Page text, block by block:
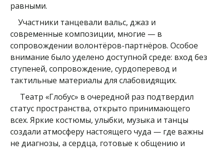
равными.
Участники танцевали вальс, джаз и
современные композиции, многие — в
сопровождении волонтёров-партнёров. Особое
внимание было уделено доступной среде: вход без
ступеней, сопровождение, сурдоперевод и
тактильные материалы для слабовидящих.
Театр «Глобус» в очередной раз подтвердил
статус пространства, открыто принимающего
всех. Яркие костюмы, улыбки, музыка и танцы
создали атмосферу настоящего чуда — где важны
не диагнозы, а сердца, готовые к общению и